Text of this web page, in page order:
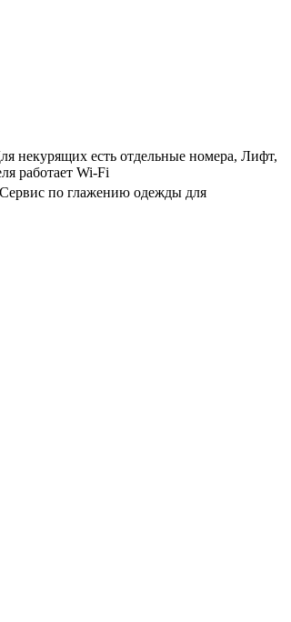
некурящих есть отдельные номера, Лифт,
работает Wi-Fi
Сервис по глажению одежды для